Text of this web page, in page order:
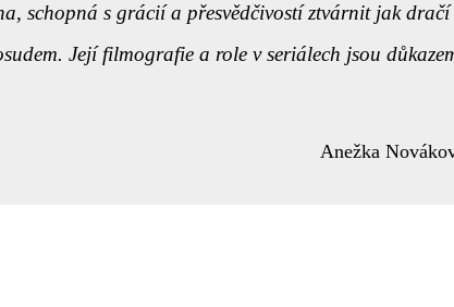
schopná s grácií a přesvědčivostí ztvárnit jak dračí
Její filmografie a role v seriálech jsou
Anežka